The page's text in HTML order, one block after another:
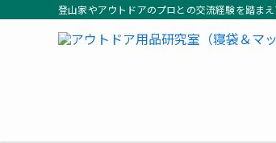
登山家やアウトドアのプロとの交流経験を踏ま